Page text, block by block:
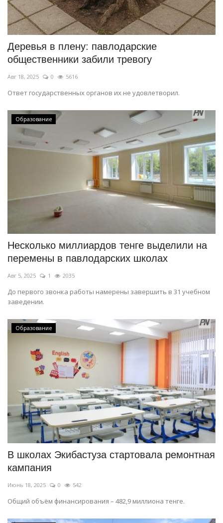
Деревья в плену: павлодарские
общественники забили тревогу
Авг 18, 2025 0 5616
Ответ государственных органов их не удовлетворил.
Образование
Несколько миллиардов тенге выделили на
перемены в павлодарских школах
Авг 5, 2025 1 2035
До первого звонка работы намерены завершить в 31 учебном
заведении.
Образование
В школах Экибастуза стартовала ремонтная
кампания
Июнь 18, 2025 0 542
Общий объём финансирования – 482,9 миллиона тенге.